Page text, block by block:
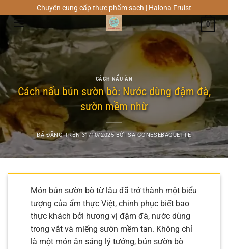
đến
nội
dung
Chuyên cung cấp thực phẩm sạch | Halona Fruist
0
CÁCH NẤU ĂN
Cách nấu bún sườn bò: Nước dùng đậm đà,
sườn mềm nhừ
ĐÃ ĐĂNG TRÊN 31/10/2025 BỞISAIGONESEBAGUETTE
Món bún sườn bò từ lâu đã trở thành một biểu
tượng của ẩm thực Việt, chinh phục biết bao
thực khách bởi hương vị đậm đà, nước dùng
trong vắt và miếng sườn mềm tan. Không chỉ
là một món ăn sáng lý tưởng, bún sườn bò